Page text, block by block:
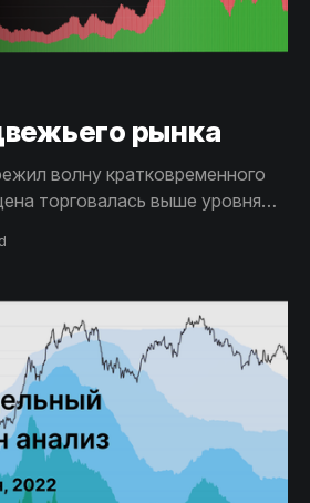
рынка
волну кратковременного
торговалась выше уровня
сетевой активности
ниже этого ключевого